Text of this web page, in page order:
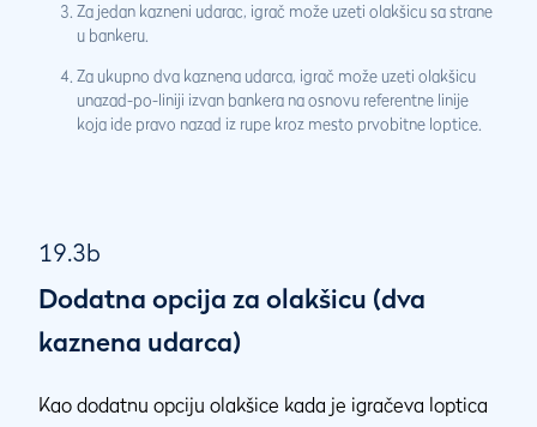
Za jedan kazneni udarac, igrač može uzeti olakšicu sa strane
u bankeru.
Za ukupno dva kaznena udarca, igrač može uzeti olakšicu
unazad-po-liniji izvan bankera na osnovu referentne linije
koja ide pravo nazad iz rupe kroz mesto prvobitne loptice.
19.3b
Dodatna opcija za olakšicu (dva
kaznena udarca)
Kao dodatnu opciju olakšice kada je igračeva loptica